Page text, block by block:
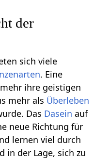
der
sich viele
. Eine
ihre geistigen
mehr als Überleben
Das Dasein auf
neue Richtung für
lernen viel durch
in der Lage, sich zu